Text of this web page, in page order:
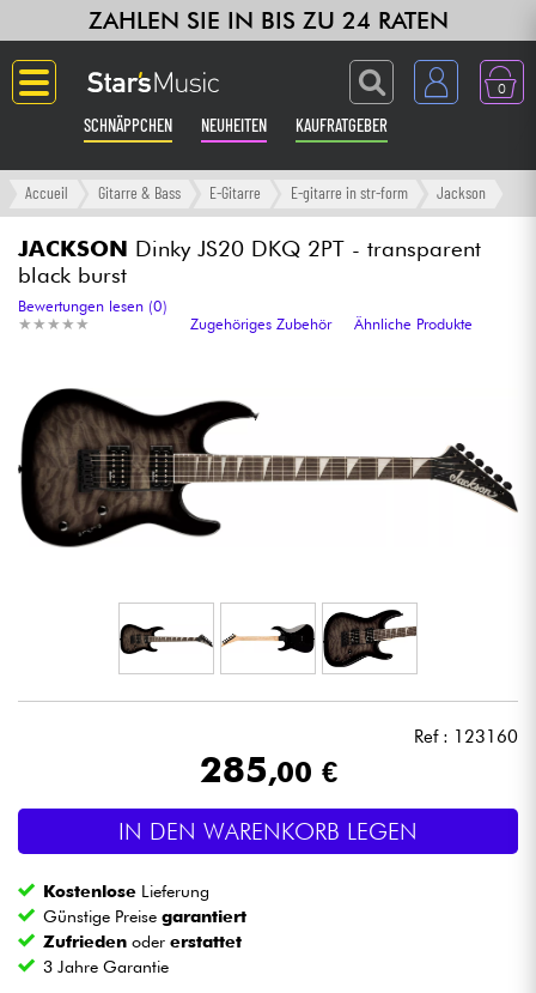
ZAHLEN SIE IN BIS ZU 24 RATEN
0
SCHNÄPPCHEN NEUHEITEN KAUFRATGEBER
Langue
Gitarre & Bass
Verstärker & Effekte
Synths & samplers
Studio
Mikros
Licht
Blasinstrumente
Accueil Gitarre & Bass E-Gitarre E-gitarre in str-form Jackson
JACKSON Dinky JS20 DKQ 2PT - transparent
black burst
★ ★ ★ ★ ★
★ ★ ★ ★ ★
Bewertungen lesen (0)
Zugehöriges Zubehör
Ähnliche Produkte
Ref : 123160
285,00 €
IN DEN WARENKORB LEGEN
Kostenlose Lieferung
Günstige Preisegarantiert
Zufrieden odererstattet
3 Jahre Garantie